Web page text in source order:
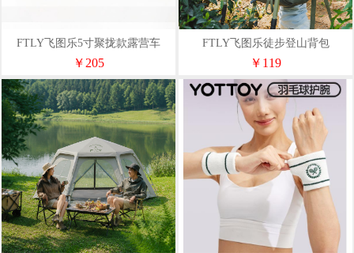
FTLY飞图乐5寸聚拢款露营车
LYC1202
￥205
FTLY飞图乐徒步登山背包
TBB0200
￥119